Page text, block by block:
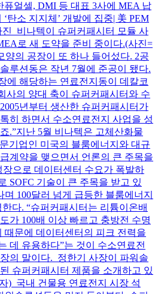
퓨얼셀, DMI 등 대표 3사에 MEA 납
탄소 지지체’ 개발에 집중| 美 PEM
진 비나텍이 슈퍼커패시터 모듈 사
로 새 도약을 준비 중이다.(사진=
양의 공장이 또 하나 들어섰다. 2공
루션동은 작년 7월에 준공이 됐다.
에 해당하는 연료전지동이 데칼코
사의 양대 축이 슈퍼커패시터와 수
년부터 생산한 슈퍼커패시터가
히 하면서 수소연료전지 사업을 성
.”지난 5월 비나텍은 고체산화물
기업인 미국의 블룸에너지와 대규
계약을 맺으면서 언론의 큰 주목을
으로 데이터센터 수요가 폭발하
SOFC 기술이 큰 주목을 받고 있
며 100달러 넘게 급등한 블룸에너지
다. “슈퍼커패시터는 리튬이온배
가 100배 이상 빠르고 충방전 수명
때문에 데이터센터의 피크 전력을
데 유용하다”는 것이 수소연료전
의 말이다. 정한기 사장이 파워솔
슈퍼커패시터 제품을 소개하고 있
) 국내 건물용 연료전지 시장 석